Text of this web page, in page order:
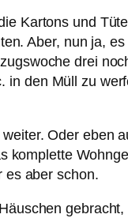
Kartons und
Aber, nun ja,
drei
den Müll zu
Oder eben
es aber schon.